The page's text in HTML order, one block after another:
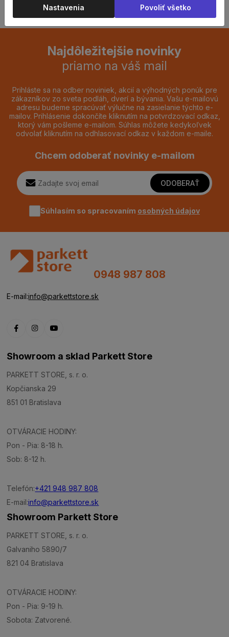
Najdôležitejšie novinky
priamo na váš mail
Prihláste sa na odber noviniek, akcií a výhodných ponúk pre
zákazníkov zo sveta podláh, dverí a bývania. Vašu e-mailovú
adresu budeme spracúvať výlučne na zasielanie týchto e-
mailov. Prihlásenie dokončíte kliknutím na potvrdzovací odkaz,
ktorý vám pošleme e-mailom. Súhlas môžete kedykoľvek
odvolať kliknutím na odhlasovací odkaz v každom e-maile.
Chcem odoberať novinky e-mailom
ODOBERAŤ
Súhlasím so spracovaním osobných údajov
0948 987 808
E-mail:info@parkettstore.sk
Showroom a sklad Parkett Store
PARKETT STORE, s. r. o.
Kopčianska 29
851 01 Bratislava
OTVÁRACIE HODINY:
Pon - Pia: 8-18 h.
Sob: 8-12 h.
Telefón:+421 948 987 808
E-mail:info@parkettstore.sk
Showroom Parkett Store
PARKETT STORE, s. r. o.
Galvaniho 5890/7
821 04 Bratislava
OTVÁRACIE HODINY:
Pon - Pia: 9-19 h.
Sobota: Zatvorené.
Nastavenia Povoliť všetko